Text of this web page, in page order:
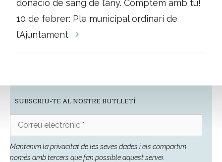
donació de sang de l’any. Comptem amb tu!
10 de febrer: Ple municipal ordinari de
l’Ajuntament
SUBSCRIU-TE AL NOSTRE BUTLLETÍ
electrònic
Mantenim la privacitat de les seves dades i els compartim
només amb tercers que fan possible aquest servei.